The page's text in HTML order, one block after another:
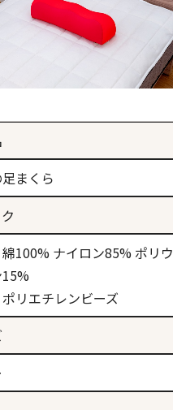
まくら
100% ナイロン85% ポリウ
リエチレンビーズ